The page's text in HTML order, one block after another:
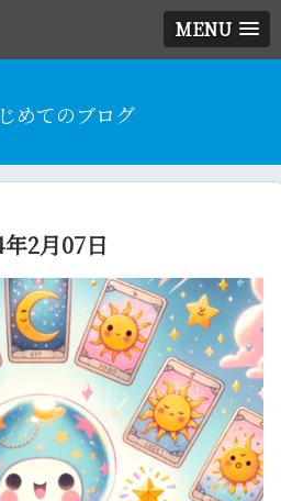
MENU
めてのブログ
2月07日